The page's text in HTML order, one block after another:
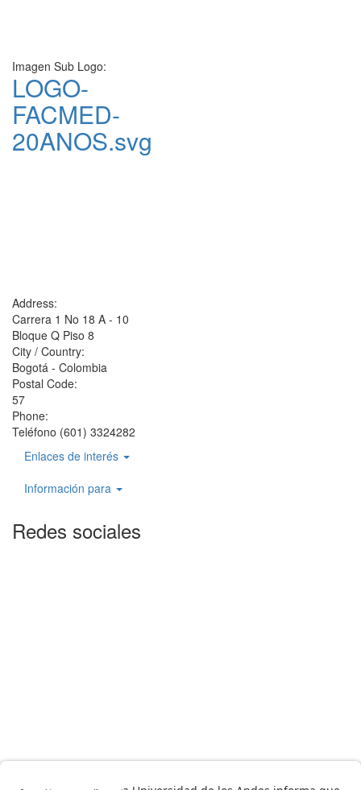
Imagen Sub Logo:
LOGO-
FACMED-
20ANOS.svg
Address:
Carrera 1 No 18 A - 10
Bloque Q Piso 8
City / Country:
Bogotá - Colombia
Postal Code:
57
Phone:
Teléfono (601) 3324282
Enlaces de interés
Información para
Redes sociales